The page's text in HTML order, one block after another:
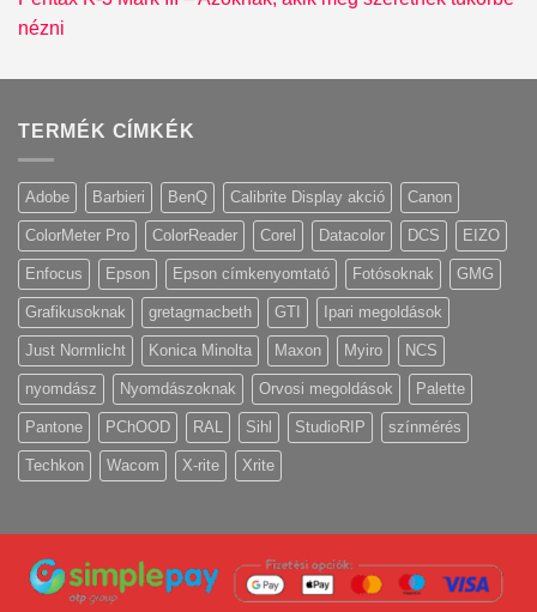
nézni
TERMÉK CÍMKÉK
Adobe Barbieri BenQ Calibrite Display akció Canon
ColorMeter Pro ColorReader Corel Datacolor DCS EIZO
Enfocus Epson Epson címkenyomtató Fotósoknak GMG
Grafikusoknak gretagmacbeth GTI Ipari megoldások
Just Normlicht Konica Minolta Maxon Myiro NCS
nyomdász Nyomdászoknak Orvosi megoldások Palette
Pantone PChOOD RAL Sihl StudioRIP színmérés
Techkon Wacom X-rite Xrite